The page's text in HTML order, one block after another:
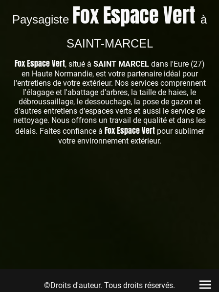
Paysagiste Fox Espace Vert à
SAINT-MARCEL
Fox Espace Vert, situé à SAINT MARCELdans l'Eure (27)
en Haute Normandie, est votre partenaire idéal pour
l'entretiens de votre extérieur. Nos services comprennent
l'élagage et l'abattage d'arbres, la taille de haies, le
débroussaillage, le dessouchage, la pose de gazon et
d'autres entretiens d'espaces verts et aussi le service de
nettoyage. Nous offrons un travail de qualité et dans les
délais. Faites confiance à Fox Espace Vertpour sublimer
votre environnement extérieur.
©Droits d'auteur. Tous droits réservés.